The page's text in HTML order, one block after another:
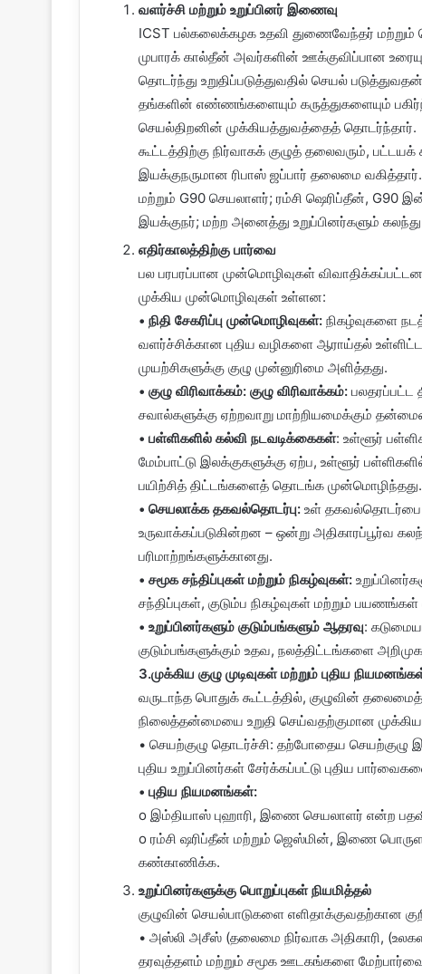
வளர்ச்சி மற்றும் உறுப்பினர் இணைவு
ICST பல்கலைக்கழக உதவி துணைவேந்தர் மற்றும்
முபாரக் கால்தீன் அவர்களின் ஊக்குவிப்பான
தொடர்ந்து உறுதிப்படுத்துவதில் செயல்
தங்களின் எண்ணங்களையும் கருத்துகளையும்
செயல்திறனின் முக்கியத்துவத்தைத் தொடர்ந்தார்.
கூட்டத்திற்கு நிர்வாகக் குழுத் தலைவரும்,
இயக்குநருமான ரிபாஸ் ஜப்பார் தலைமை
மற்றும் G90 செயலாளர்; ரம்சி ஷெரிப்தீன், G90
இயக்குநர்; மற்ற அனைத்து உறுப்பினர்களும்
எதிர்காலத்திற்கு பார்வை
பல பரபரப்பான முன்மொழிவுகள்
முக்கிய முன்மொழிவுகள் உள்ளன:
• நிதி சேகரிப்பு முன்மொழிவுகள்: நிகழ்வுகளை
வளர்ச்சிக்கான புதிய வழிகளை ஆராய்தல் உள்ளிட்ட
முயற்சிகளுக்கு குழு முன்னுரிமை அளித்தது.
• குழு விரிவாக்கம்: குழு விரிவாக்கம்:
சவால்களுக்கு ஏற்றவாறு மாற்றியமைக்கும்
• பள்ளிகளில் கல்வி நடவடிக்கைகள்: உள்ளூர்
மேம்பாட்டு இலக்குகளுக்கு ஏற்ப, உள்ளூர்
பயிற்சித் திட்டங்களைத் தொடங்க முன்மொழிந்தது.
• செயலாக்க தகவல்தொடர்பு: உள் தகவல்தொடர்பை
உருவாக்கப்படுகின்றன – ஒன்று அதிகாரப்பூர்வ
பரிமாற்றங்களுக்கானது.
• சமூக சந்திப்புகள் மற்றும் நிகழ்வுகள்:
சந்திப்புகள், குடும்ப நிகழ்வுகள் மற்றும் பயணங்கள்
• உறுப்பினர்களும் குடும்பங்களும் ஆதரவு:
குடும்பங்களுக்கும் உதவ, நலத்திட்டங்களை
3.முக்கிய குழு முடிவுகள் மற்றும் புதிய
வருடாந்த பொதுக் கூட்டத்தில், குழுவின்
நிலைத்தன்மையை உறுதி செய்வதற்குமான முக்கிய
• செயற்குழு தொடர்ச்சி: தற்போதைய செயற்குழு
புதிய உறுப்பினர்கள் சேர்க்கப்பட்டு புதிய
• புதிய நியமனங்கள்:
o இம்தியாஸ் புஹாரி, இணை செயலாளர் என்ற
o ரம்சி ஷரிப்தீன் மற்றும் ஜெஸ்மின், இணை
கண்காணிக்க.
உறுப்பினர்களுக்கு பொறுப்புகள் நியமித்தல்
குழுவின் செயல்பாடுகளை எளிதாக்குவதற்கான
• அஸ்லி அசீஸ் (தலைமை நிர்வாக அதிகாரி,
தரவுத்தளம் மற்றும் சமூக ஊடகங்களை